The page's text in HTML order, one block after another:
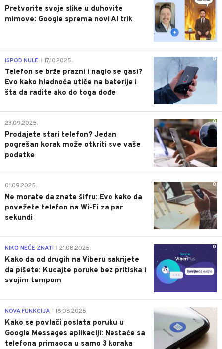
Pretvorite svoje slike u duhovite
mimove: Google sprema novi AI trik
0
ISPOD NULE 17.10.2025.
Telefon se brže prazni i naglo se gasi?
Evo kako hladnoća utiče na baterije i
šta da radite ako do toga dođe
0
23.09.2025.
Prodajete stari telefon? Jedan
pogrešan korak može otkriti sve vaše
podatke
0
01.09.2025.
Ne morate da znate šifru: Evo kako da
povežete telefon na Wi-Fi za par
sekundi
0
NIKO NEĆE ZNATI 21.08.2025.
Kako da od drugih na Viberu sakrijete
da pišete: Kucajte poruke bez pritiska i
svojim tempom
0
NOVA FUNKCIJA 18.08.2025.
Kako se povlači poslata poruku u
Google Messages aplikaciji: Nestaće sa
telefona primaoca u samo 3 koraka